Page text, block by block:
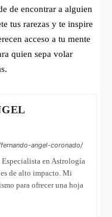
de encontrar a alguien
tus rarezas y te inspire
acceso a tu mente
quien sepa volar
angel-coronado/
en Astrología
de alto impacto. Mi
para ofrecer una hoja